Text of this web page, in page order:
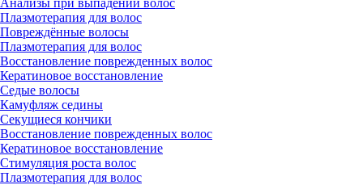
Анализы при выпадении волос
Плазмотерапия для волос
Повреждённые волосы
Плазмотерапия для волос
Восстановление поврежденных волос
Кератиновое восстановление
Седые волосы
Камуфляж седины
Секущиеся кончики
Восстановление поврежденных волос
Кератиновое восстановление
Стимуляция роста волос
Плазмотерапия для волос